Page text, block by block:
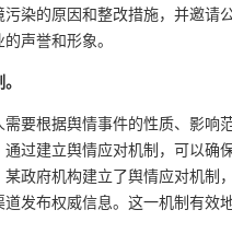
染的原因和整改措施，并邀请
声誉和形象。
要根据舆情事件的性质、影响
过建立舆情应对机制，可以确
政府机构建立了舆情应对机制
发布权威信息。这一机制有效